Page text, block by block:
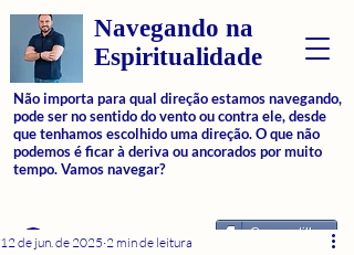
Navegando na
Espiritualidade
Não importa para qual direção estamos navegando,
pode ser no sentido do vento ou contra ele, desde
que tenhamos escolhido uma direção. O que não
podemos é ficar à deriva ou ancorados por muito
tempo. Vamos navegar?
Login Compartilhar
12 de jun. de 2025 2 min de leitura